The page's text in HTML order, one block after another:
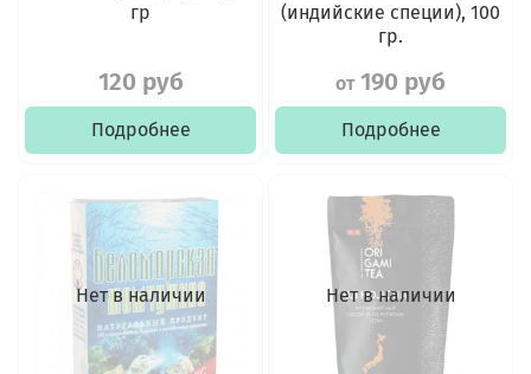
гр
120 руб
Подробнее
(индийские специи), 100
гр.
от 190 руб
Подробнее
Нет в наличии Нет в наличии